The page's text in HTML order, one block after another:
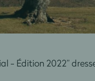
- Édition 2022”